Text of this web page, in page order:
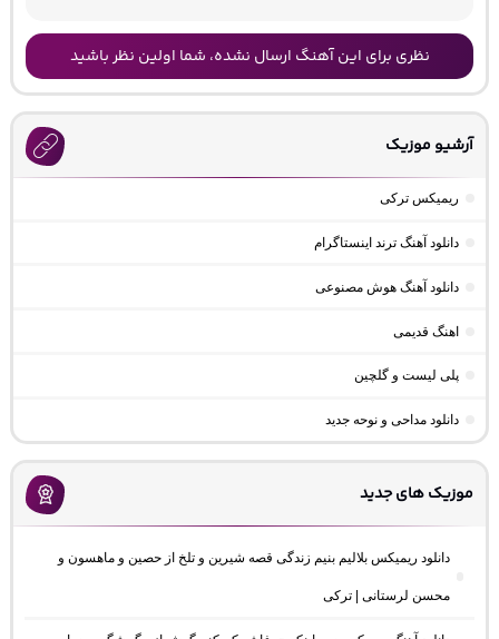
نظری برای این آهنگ ارسال نشده، شما اولین نظر باشید
آرشیو موزیک
ریمیکس ترکی
دانلود آهنگ ترند اینستاگرام
دانلود آهنگ هوش مصنوعی
اهنگ قدیمی
پلی لیست و گلچین
دانلود مداحی و نوحه جدید
موزیک های جدید
دانلود ریمیکس بلالیم بنیم زندگی قصه شیرین و تلخ از حصین و ماهسون و
محسن لرستانی | ترکی